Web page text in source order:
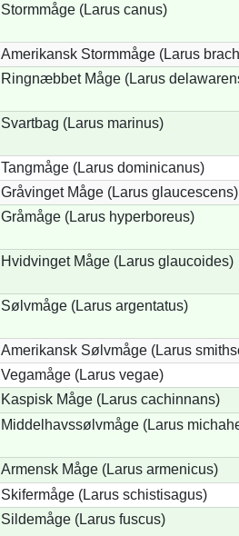
Stormmåge (Larus canus)
Amerikansk Stormmåge (Larus
Ringnæbbet Måge (Larus
Svartbag (Larus marinus)
Tangmåge (Larus dominicanus)
Gråvinget Måge (Larus glaucescens)
Gråmåge (Larus hyperboreus)
Hvidvinget Måge (Larus glaucoides)
Sølvmåge (Larus argentatus)
Amerikansk Sølvmåge (Larus
Vegamåge (Larus vegae)
Kaspisk Måge (Larus cachinnans)
Middelhavssølvmåge (Larus
Armensk Måge (Larus armenicus)
Skifermåge (Larus schistisagus)
Sildemåge (Larus fuscus)